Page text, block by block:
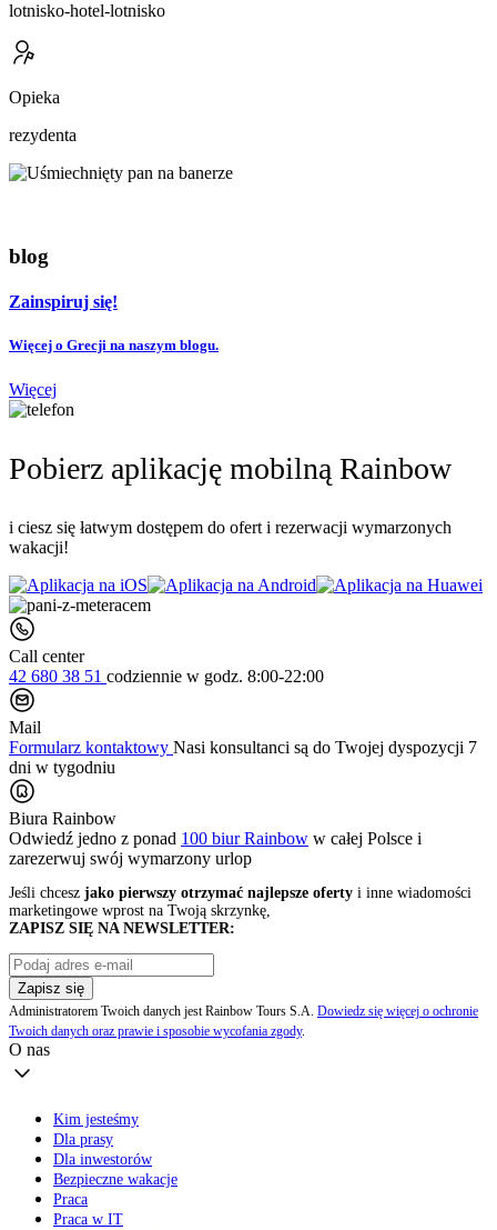
lotnisko-hotel-lotnisko
Opieka
rezydenta
blog
Zainspiruj się!
Więcej o Grecji na naszym blogu.
Więcej
Pobierz aplikację mobilną Rainbow
i ciesz się łatwym dostępem do ofert i rezerwacji wymarzonych
wakacji!
Call center
42 680 38 51 codziennie w godz. 8:00-22:00
Mail
Formularz kontaktowy Nasi konsultanci są do Twojej dyspozycji 7
dni w tygodniu
Biura Rainbow
Odwiedź jedno z ponad 100 biur Rainbow w całej Polsce i
zarezerwuj swój wymarzony urlop
Jeśli chcesz jako pierwszy otrzymać najlepsze oferty i inne wiadomości
marketingowe wprost na Twoją skrzynkę,
ZAPISZ SIĘ NA NEWSLETTER:
Zapisz się
Administratorem Twoich danych jest Rainbow Tours S.A. Dowiedz się więcej o ochronie
Twoich danych oraz prawie i sposobie wycofania zgody.
O nas
Kim jesteśmy
Dla prasy
Dla inwestorów
Bezpieczne wakacje
Praca
Praca w IT